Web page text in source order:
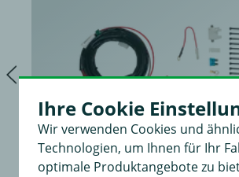
Ihre Cookie
Wir verwenden Cookies und
Technologien, um Ihnen für Ihr
optimale Produktangebote zu